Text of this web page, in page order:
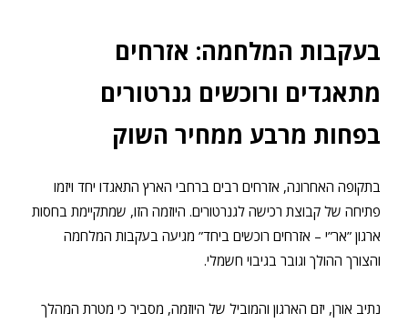
בעקבות המלחמה: אזרחים
מתאגדים ורוכשים גנרטורים
בפחות מרבע ממחיר השוק
בתקופה האחרונה, אזרחים רבים ברחבי הארץ התאגדו יחד ויזמו
פתיחה של קבוצת רכישה לגנרטורים. היוזמה הזו, שמתקיימת בחסות
ארגון ”אר”י – אזרחים רוכשים ביחד” מגיעה בעקבות המלחמה
והצורך ההולך וגובר בגיבוי חשמלי.
נתיב אורן, יזם הארגון והמוביל של היוזמה, מסביר כי מטרת המהלך